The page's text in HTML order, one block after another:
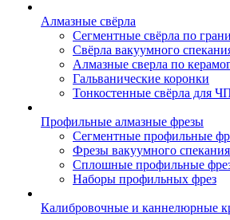
Алмазные свёрла
Сегментные свёрла по
Свёрла вакуумного
Алмазные сверла по
Гальванические коронки
Тонкостенные свёрла для
Профильные алмазные фрезы
Сегментные профильные
Фрезы вакуумного спекания
Сплошные профильные
Наборы профильных фрез
Калибровочные и каннелюрные